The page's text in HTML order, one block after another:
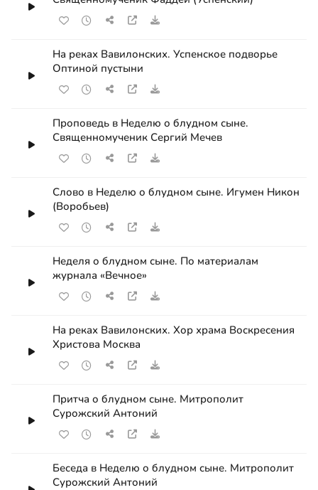
На реках Вавилонских. Успенское подворье
Оптиной пустыни
Проповедь в Неделю о блудном сыне.
Священномученик Сергий Мечев
Слово в Неделю о блудном сыне. Игумен Никон
(Воробьев)
Неделя о блудном сыне. По материалам
журнала «Вечное»
На реках Вавилонских. Хор храма Воскресения
Христова Москва
Притча о блудном сыне. Митрополит
Сурожский Антоний
Беседа в Неделю о блудном сыне. Митрополит
Сурожский Антоний